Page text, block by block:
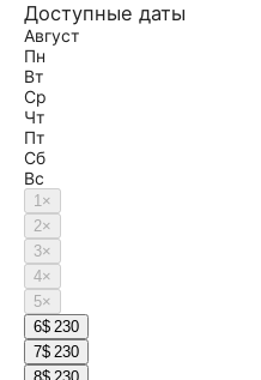
Доступные даты
Август
Пн
Вт
Ср
Чт
Пт
Сб
Вс
1×
2×
3×
4×
5×
6$ 230
7$ 230